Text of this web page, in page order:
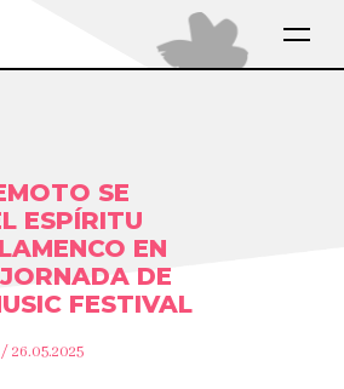
SE
ESPÍRITU
EN
DE
FESTIVAL
26.05.2025